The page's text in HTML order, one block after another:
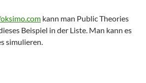
kann man Public Theories
Beispiel in der Liste. Man kann es
simulieren.